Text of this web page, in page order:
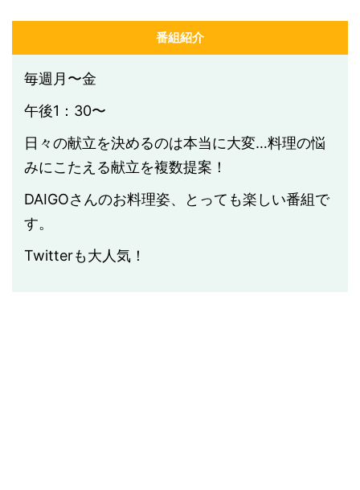
番組紹介
毎週月〜金
午後1：30〜
日々の献立を決めるのは本当に大変…料理の悩
みにこたえる献立を複数提案！
DAIGOさんのお料理姿、とっても楽しい番組で
す。
Twitterも大人気！